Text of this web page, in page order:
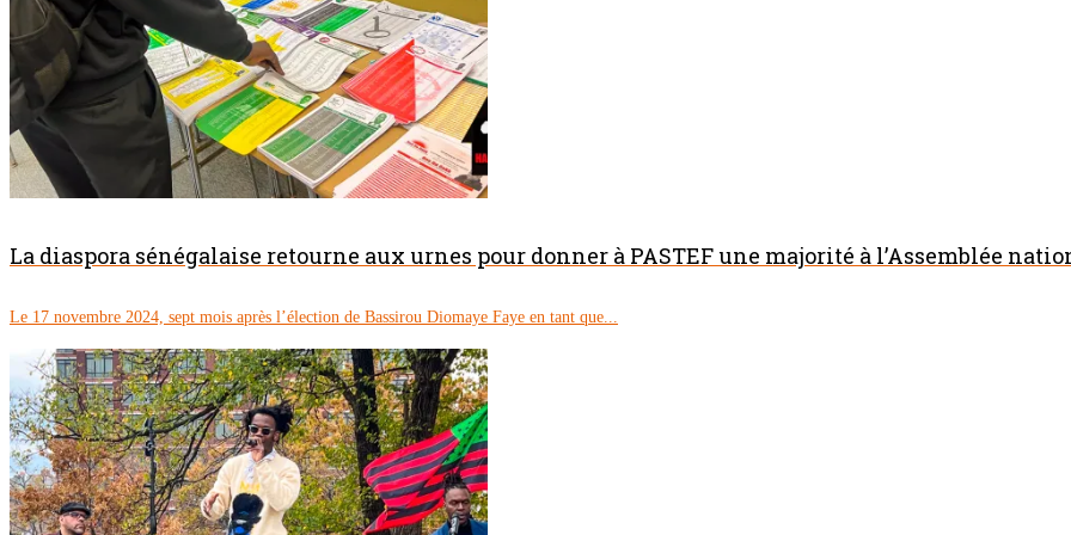
La diaspora sénégalaise retourne aux urnes pour donner à PASTEF une majorité à l’Assemblée
Le 17 novembre 2024, sept mois après l’élection de Bassirou Diomaye Faye en tant que...